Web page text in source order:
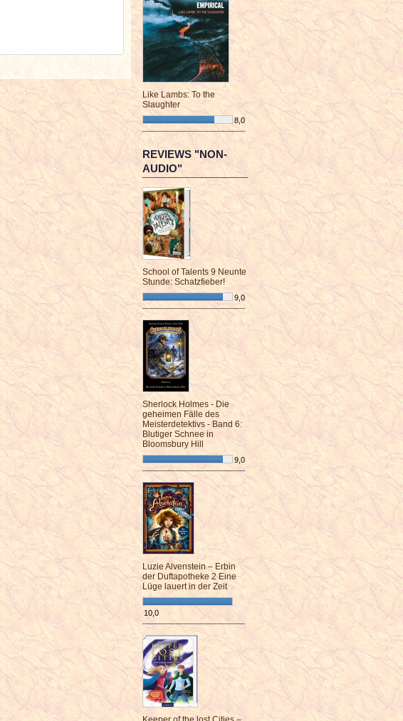
Like Lambs: To the
Slaughter
8,0
¯¯¯¯¯¯¯¯¯¯¯¯¯¯¯¯¯¯¯¯¯¯¯¯
REVIEWS "NON-
AUDIO"
School of Talents 9 Neunte
Stunde: Schatzfieber!
9,0
¯¯¯¯¯¯¯¯¯¯¯¯¯¯¯¯¯¯¯¯¯¯¯¯
Sherlock Holmes - Die
geheimen Fälle des
Meisterdetektivs - Band 6:
Blutiger Schnee in
Bloomsbury Hill
9,0
¯¯¯¯¯¯¯¯¯¯¯¯¯¯¯¯¯¯¯¯¯¯¯¯
Luzie Alvenstein – Erbin
der Duftapotheke 2 Eine
Lüge lauert in der Zeit
10,0
¯¯¯¯¯¯¯¯¯¯¯¯¯¯¯¯¯¯¯¯¯¯¯¯